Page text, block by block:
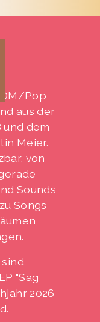
Pop
aus der
und dem
Meier.
von
Sounds
Songs
"Sag
2026